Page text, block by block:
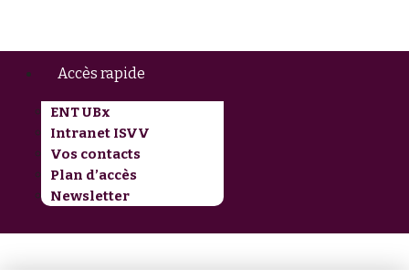
Accès rapide
ENT UBx
Intranet ISVV
Vos contacts
Plan d’accès
Newsletter